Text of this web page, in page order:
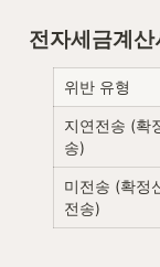
전자세금계산
위반 유형
지연전송 (확
송)
미전송 (확정
전송)